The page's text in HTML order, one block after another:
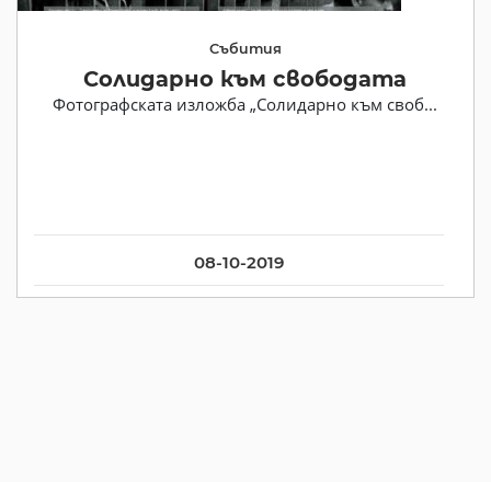
08-10-2019
Събития
Солидарно към свободата
Фотографската изложба „Солидарно към своб...